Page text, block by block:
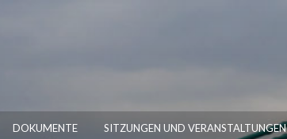
DOKUMENTE SITZUNGEN UND VERANSTALTUNGEN